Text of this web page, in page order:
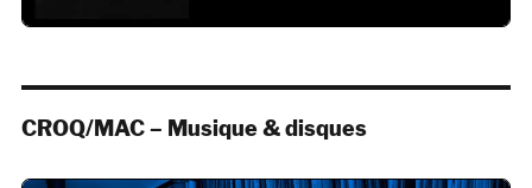
CROQ/MAC – Musique & disques